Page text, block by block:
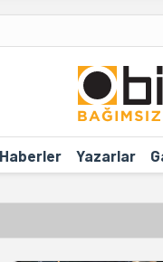
Haberler Yazarlar